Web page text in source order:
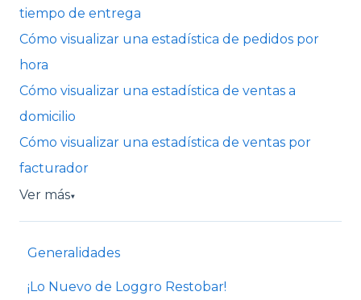
tiempo de entrega
Cómo visualizar una estadística de pedidos por
hora
Cómo visualizar una estadística de ventas a
domicilio
Cómo visualizar una estadística de ventas por
facturador
Ver más▼
Generalidades
¡Lo Nuevo de Loggro Restobar!